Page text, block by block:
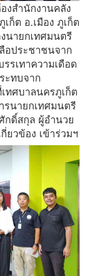
งสำนักงานคลัง
ก็ต อ.เมือง ภูเก็ต
นายกเทศมนตรี
อประชาชนจาก
รเทาความเดือด
ะทบจาก
ทศบาลนครภูเก็ต
รนายกเทศมนตรี
กดิ์สกุล ผู้อำนวย
ยวข้อง เข้าร่วมฯ